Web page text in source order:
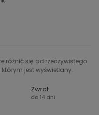
różnić się od rzeczywistego
jest wyświetlany.
Zwrot
do 14 dni